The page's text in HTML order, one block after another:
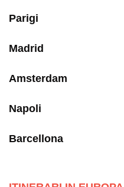
Parigi
Madrid
Amsterdam
Napoli
Barcellona